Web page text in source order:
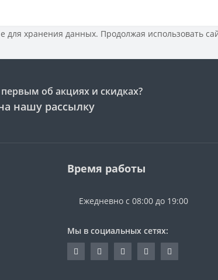
для хранения данных. Продолжая использовать
первым об акциях и скидках?
нашу рассылку
Время работы
Ежедневно с 08:00 до 19:00
Мы в социальных сетях: